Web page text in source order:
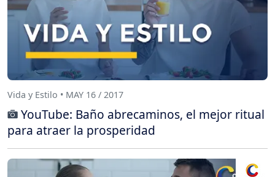
Vida y Estilo • MAY 16 / 2017
YouTube: Baño abrecaminos, el mejor ritual
para atraer la prosperidad